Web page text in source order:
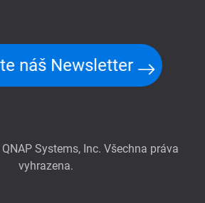
náš Newsletter
Systems, Inc. Všechna práva
vyhrazena.